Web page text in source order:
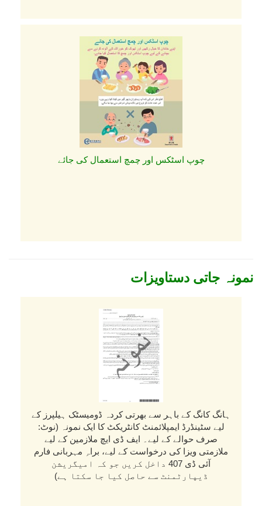
چوپ اسٹکس اور چمچ استعمال کی جائے
نمونہ جاتی دستاویزات
ہانگ کانگ کے باہر سے بھرتی کردہ ڈومیسٹک ہیلپرز کے
لیے سٹینڈرڈ ایمپلائمنٹ کانٹریکٹ کا ایک نمونہ (نوٹ:
صرف حوالے کے لیے۔ ایف ڈی ایچ ملازمین کے لیے
ملازمتی ویزا کی درخواست کے لیے، براہِ مہربانی فارم
آئی ڈی 407 داخل کریں جو کہ امیگریشن
ڈیپارٹمنٹ سے حاصل کیا جا سکتا ہے)